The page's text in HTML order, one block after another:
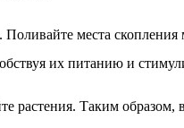
места
их питанию и
растения. Таким образом,